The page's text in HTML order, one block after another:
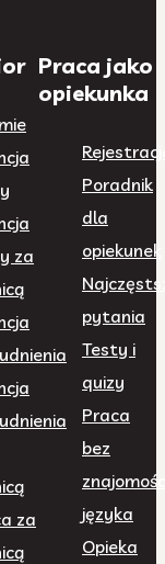
za
za
Praca jako
opiekunka
Poradnik
dla
opiekunek
pytania
Testy i
quizy
Praca
bez
języka
Opieka